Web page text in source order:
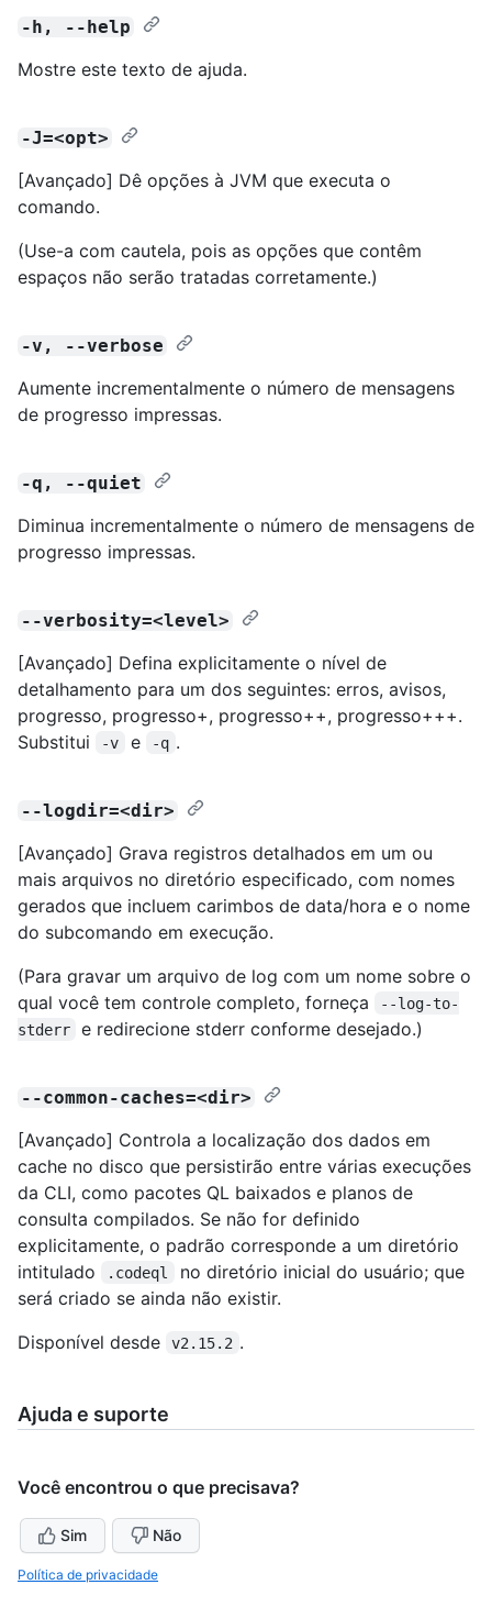
-h, --help
Mostre este texto de ajuda.
-J=<opt>
[Avançado] Dê opções à JVM que executa o
comando.
(Use-a com cautela, pois as opções que contêm
espaços não serão tratadas corretamente.)
-v, --verbose
Aumente incrementalmente o número de mensagens
de progresso impressas.
-q, --quiet
Diminua incrementalmente o número de mensagens de
progresso impressas.
--verbosity=<level>
[Avançado] Defina explicitamente o nível de
detalhamento para um dos seguintes: erros, avisos,
progresso, progresso+, progresso++, progresso+++.
Substitui
-v e -q .
--logdir=<dir>
[Avançado] Grava registros detalhados em um ou
mais arquivos no diretório especificado, com nomes
gerados que incluem carimbos de data/hora e o nome
do subcomando em execução.
(Para gravar um arquivo de log com um nome sobre o
qual você tem controle completo, forneça
--log-to-
stderr
e redirecione stderr conforme desejado.)
--common-caches=<dir>
[Avançado] Controla a localização dos dados em
cache no disco que persistirão entre várias execuções
da CLI, como pacotes QL baixados e planos de
consulta compilados. Se não for definido
explicitamente, o padrão corresponde a um diretório
intitulado
.codeql
no diretório inicial do usuário; que
será criado se ainda não existir.
Disponível desde
v2.15.2 .
Ajuda e suporte
Você encontrou o que precisava?
Sim Não
Política de privacidade